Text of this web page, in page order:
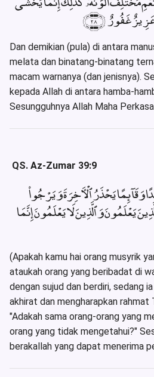
غَفُورٌ ﴿٢٨﴾
Dan demikian (pula) di antara
melata dan binatang-binatang
macam warnanya (dan jenisnya).
kepada Allah di antara hamba-
Sesungguhnya Allah Maha
QS. Az-Zumar 39:9
وَقَآئِمًا يَحْذَرُ ٱلْءَاخِرَةَ وَيَرْجُوا۟
يَعْلَمُونَ وَٱلَّذِينَ لَا يَعْلَمُونَ إِنَّمَا
(Apakah kamu hai orang musyrik
ataukah orang yang beribadat di
dengan sujud dan berdiri, sedang
akhirat dan mengharapkan rahmat
"Adakah sama orang-orang yang
orang yang tidak mengetahui?"
berakallah yang dapat menerima